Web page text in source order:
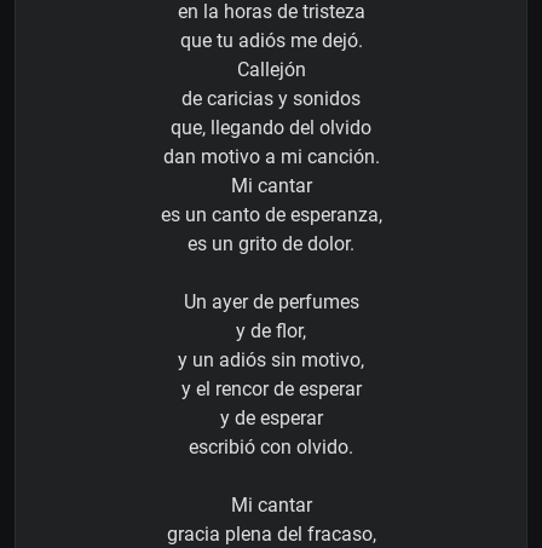
en la horas de tristeza
que tu adiós me dejó.
Callejón
de caricias y sonidos
que, llegando del olvido
dan motivo a mi canción.
Mi cantar
es un canto de esperanza,
es un grito de dolor.
Un ayer de perfumes
y de flor,
y un adiós sin motivo,
y el rencor de esperar
y de esperar
escribió con olvido.
Mi cantar
gracia plena del fracaso,